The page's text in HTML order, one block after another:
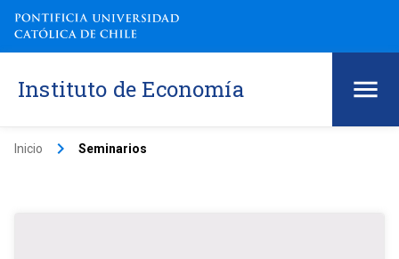
Instituto de Economía
Inicio keyboard_arrow_right Seminarios